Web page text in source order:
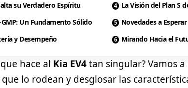
su Verdadero Espíritu
Un Fundamento Sólido
y Desempeño
La Visión del Plan S
Novedades a Esperar
Mirando Hacia el
hace al Kia EV4tan singular? Vamos
lo rodean y desglosar las